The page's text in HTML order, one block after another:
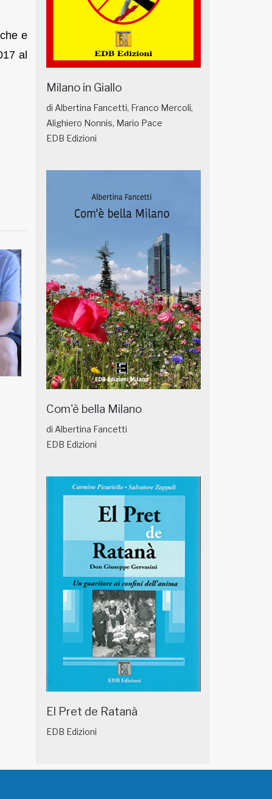
e
al
NATUROPATIA IN BREVE 18/01
Milano in Giallo
di Albertina Fancetti, Franco Mercoli,
Alighiero Nonnis, Mario Pace
EDB Edizioni
Com'è bella Milano
di Albertina Fancetti
EDB Edizioni
El Pret de Ratanà
EDB Edizioni